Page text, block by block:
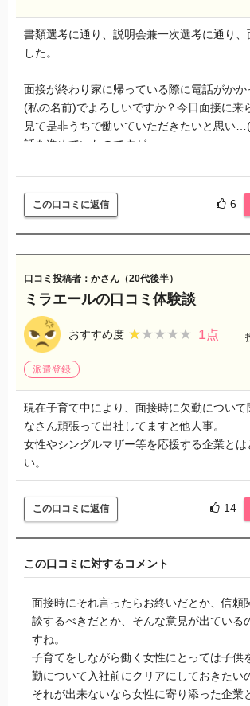
入面を気にしないならば、続けてみたかった
書類選考に通り、説明会兼一次選考に通り、
した。
面接が終わり家に帰っている際に電話がかか
(私の名前)でよろしいですか？今日面接に来
見て是非うちで働いていただきたいと思い
話を進めていたのですが…
少し食い違う点が何個かあり指摘すると｢誠
せん！！他県の○○さん(名前が一緒の他人)と
お電話をかけてしまいました！すみません
当の者にはこちらから電話して早急に選考
に伝えてもらえるよう電話しておきます｣と
た。それから5日経った今日にやっと連絡が
た。
少しムカついたので｢今後は他人と間違えて
ないようお気をつけください｣
この口コミに返信 6
口コミ投稿者：かさん（20代後半）
ミラエールの口コミ体験談
おすすめ度 ★★★★★
★★★★★ 1点
派遣登録
現在子育て中により、面接時に欠勤について
なさん頑張って出社してますと他人事。
女性やシングルマザー等を応援する企業とは
い。
この口コミに返信 14
この口コミに対するコメント
面接時にそれ言ったらお終いだとか、信頼
談するべきだとか、そんな意見が出ている
すね。
子育てをしながら働く女性にとっては子供
勤について入社前にクリアにしておきたい
それが出来ないなら女性に寄り添った企業